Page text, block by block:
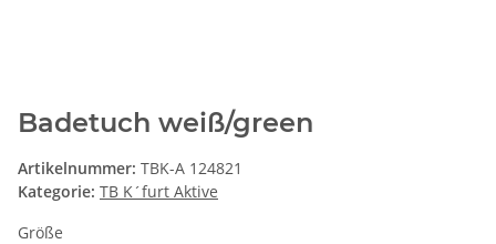
Badetuch weiß/green
Artikelnummer: TBK-A 124821
Kategorie: TB K´furt Aktive
Größe